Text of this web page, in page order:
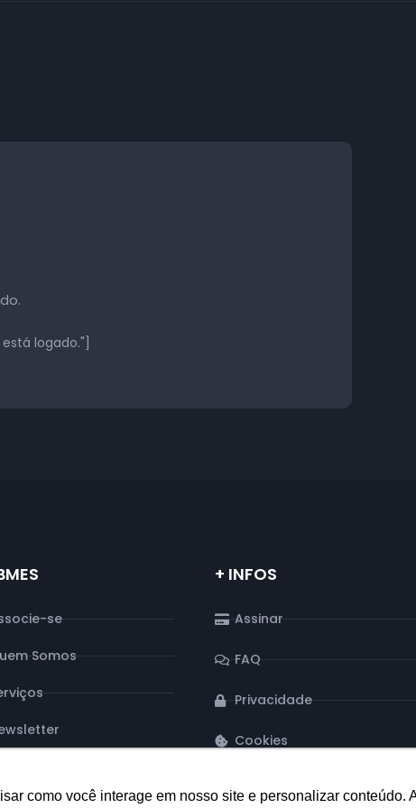
como você interage em nosso site e personalizar conteúdo.
logado."]
se
Somos
+ INFOS
Assinar
FAQ
Privacidade
Cookies